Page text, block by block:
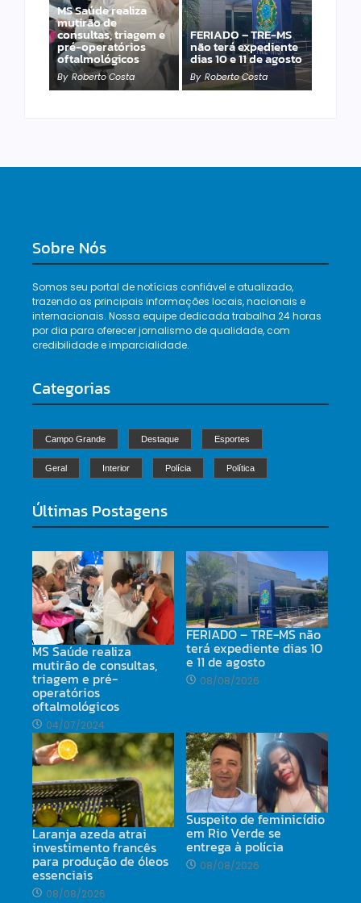
MS Saúde realiza
mutirão de
consultas, triagem e
pré-operatórios
oftalmológicos
By Roberto Costa
FERIADO – TRE-MS
não terá expediente
dias 10 e 11 de agosto
By Roberto Costa
Laranja azeda atrai
investimento
francês para
produção de óleos
essenciais
By Roberto Costa
Sobre Nós
Somos seu portal de notícias confiável e atualizado,
trazendo as principais informações locais, nacionais e
internacionais. Nossa equipe dedicada trabalha 24 horas
por dia para oferecer jornalismo de qualidade, com
credibilidade e imparcialidade.
Categorias
Campo Grande Destaque Esportes
Geral Interior Polícia Política
Últimas Postagens
MS Saúde realiza
mutirão de consultas,
triagem e pré-
operatórios
oftalmológicos
04/07/2024
FERIADO – TRE-MS não
terá expediente dias 10
e 11 de agosto
08/08/2026
Laranja azeda atrai
investimento francês
para produção de óleos
essenciais
08/08/2026
Suspeito de feminicídio
em Rio Verde se
entrega à polícia
08/08/2026